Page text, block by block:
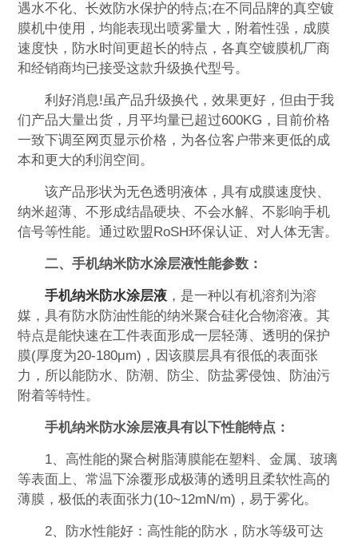
遇水不化、长效防水保护的特点;在不同品牌的真空镀
膜机中使用，均能表现出喷雾量大，附着性强，成膜
速度快，防水时间更超长的特点，各真空镀膜机厂商
和经销商均已接受这款升级换代型号。
利好消息!虽产品升级换代，效果更好，但由于我
们产品大量出货，月平均量已超过600KG，目前价格
一致下调至网页显示价格，为各位客户带来更低的成
本和更大的利润空间。
该产品形状为无色透明液体，具有成膜速度快、
纳米超薄、不形成结晶硬块、不会水解、不影响手机
信号等性能。通过欧盟RoSH环保认证、对人体无害。
二、手机纳米防水涂层液性能参数：
手机纳米防水涂层液 ，是一种以有机溶剂为溶
媒，具有防水防油性能的纳米聚合硅化合物溶液。其
特点是能快速在工件表面形成一层轻薄、透明的保护
膜(厚度为20-180μm)，因该膜层具有很低的表面张
力，所以能防水、防潮、防尘、防盐雾侵蚀、防油污
附着等特性。
手机纳米防水涂层液具有以下性能特点：
1、高性能的聚合树脂薄膜能在塑料、金属、玻璃
等表面上、常温下涂覆形成极薄的透明且柔软性高的
薄膜，极低的表面张力(10~12mN/m)，易于雾化。
2、防水性能好：高性能的防水，防水等级可达